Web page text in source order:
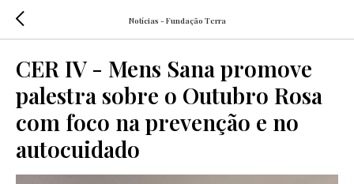
Notícias - Fundação Terra
CER IV - Mens Sana promove
palestra sobre o Outubro Rosa
com foco na prevenção e no
autocuidado